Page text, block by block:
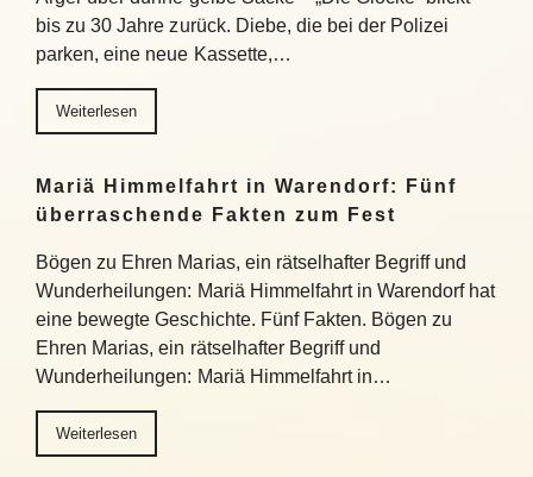
bis zu 30 Jahre zurück. Diebe, die bei der Polizei
parken, eine neue Kassette,…
Weiterlesen
Mariä Himmelfahrt in Warendorf: Fünf
überraschende Fakten zum Fest
Bögen zu Ehren Marias, ein rätselhafter Begriff und
Wunderheilungen: Mariä Himmelfahrt in Warendorf hat
eine bewegte Geschichte. Fünf Fakten. Bögen zu
Ehren Marias, ein rätselhafter Begriff und
Wunderheilungen: Mariä Himmelfahrt in…
Weiterlesen